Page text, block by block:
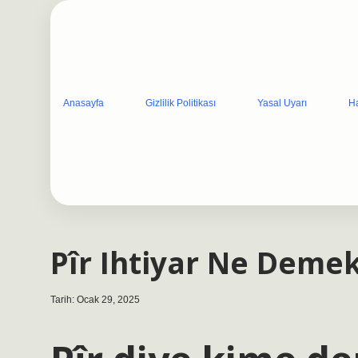
Anasayfa Gizlilik Politikası Yasal Uyarı
Pîr Ihtiyar Ne
Tarih: Ocak 29, 2025